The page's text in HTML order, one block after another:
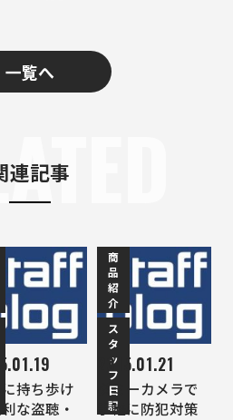
一覧へ
連記事
に持ち歩け
利な盗聴・
商
品
紹
介
ス
タ
ッ
フ
日
記
2015.01.21
ダミーカメラで
手軽に防犯対策